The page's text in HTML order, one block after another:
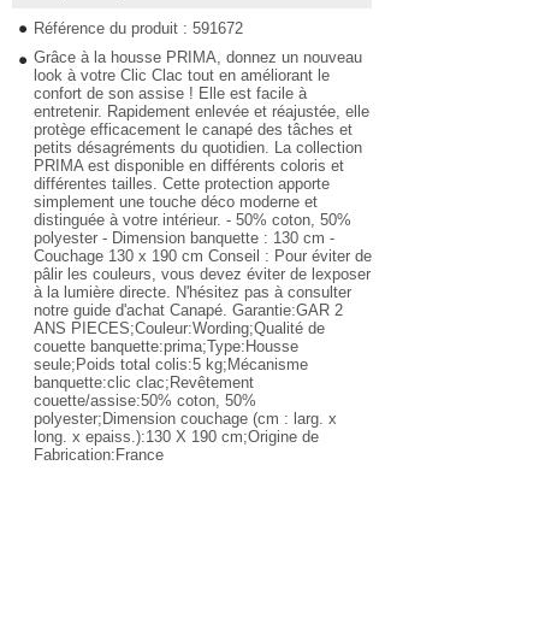
Référence du produit : 591672
Grâce à la housse PRIMA, donnez un nouveau
look à votre Clic Clac tout en améliorant le
confort de son assise ! Elle est facile à
entretenir. Rapidement enlevée et réajustée, elle
protège efficacement le canapé des tâches et
petits désagréments du quotidien. La collection
PRIMA est disponible en différents coloris et
différentes tailles. Cette protection apporte
simplement une touche déco moderne et
distinguée à votre intérieur. - 50% coton, 50%
polyester - Dimension banquette : 130 cm -
Couchage 130 x 190 cm Conseil : Pour éviter de
pâlir les couleurs, vous devez éviter de lexposer
à la lumière directe. N'hésitez pas à consulter
notre guide d'achat Canapé. Garantie:GAR 2
ANS PIECES;Couleur:Wording;Qualité de
couette banquette:prima;Type:Housse
seule;Poids total colis:5 kg;Mécanisme
banquette:clic clac;Revêtement
couette/assise:50% coton, 50%
polyester;Dimension couchage (cm : larg. x
long. x epaiss.):130 X 190 cm;Origine de
Fabrication:France